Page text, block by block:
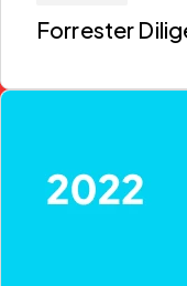
Forrester